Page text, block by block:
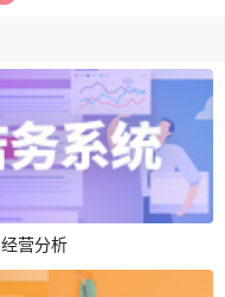
营分析